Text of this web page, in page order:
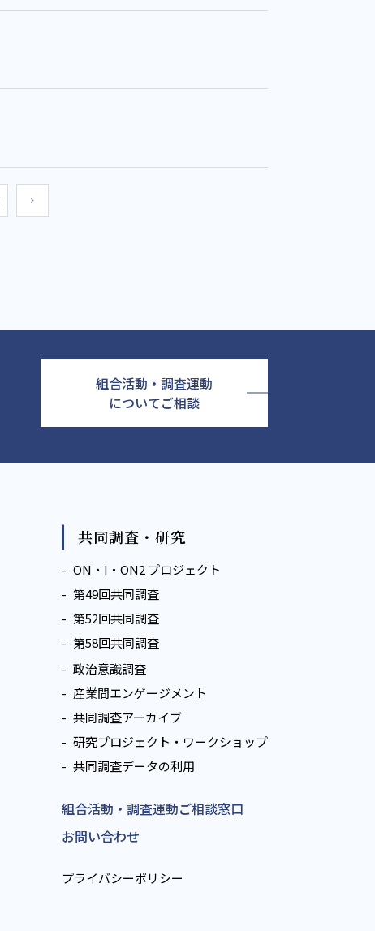
組合活動・調査運動
についてご相談
共同調査・研究
ON・I・ON2 プロジェクト
第49回共同調査
第52回共同調査
第58回共同調査
政治意識調査
産業間エンゲージメント
共同調査アーカイブ
研究プロジェクト・ワークショップ
共同調査データの利用
組合活動・調査運動ご相談窓口
お問い合わせ
プライバシーポリシー